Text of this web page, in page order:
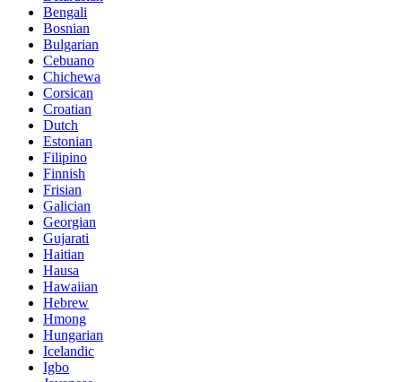
Bengali
Bosnian
Bulgarian
Cebuano
Chichewa
Corsican
Croatian
Dutch
Estonian
Filipino
Finnish
Frisian
Galician
Georgian
Gujarati
Haitian
Hausa
Hawaiian
Hebrew
Hmong
Hungarian
Icelandic
Igbo